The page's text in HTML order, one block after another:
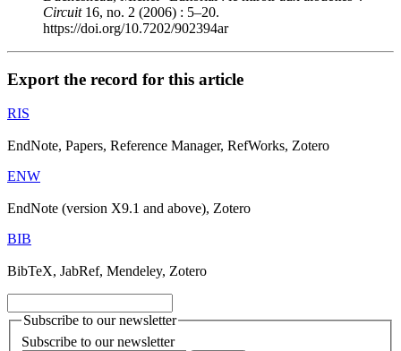
Circuit16, no. 2 (2006) : 5–20.
https://doi.org/10.7202/902394ar
Export the record for this article
RIS
EndNote, Papers, Reference Manager, RefWorks, Zotero
ENW
EndNote (version X9.1 and above), Zotero
BIB
BibTeX, JabRef, Mendeley, Zotero
Subscribe to our newsletter
Subscribe to our newsletter